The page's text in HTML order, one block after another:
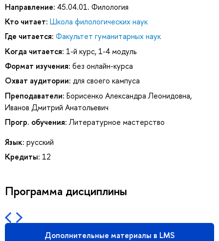
Направление: 45.04.01. Филология
Кто читает: Школа филологических наук
Где читается: Факультет гуманитарных наук
Когда читается: 1-й курс, 1-4 модуль
Формат изучения: без онлайн-курса
Охват аудитории: для своего кампуса
Преподаватели: Борисенко Александра Леонидовна,
Иванов Дмитрий Анатольевич
Прогр. обучения: Литературное мастерство
Язык: русский
Кредиты: 12
Программа дисциплины
Дополнительные материалы в LMS